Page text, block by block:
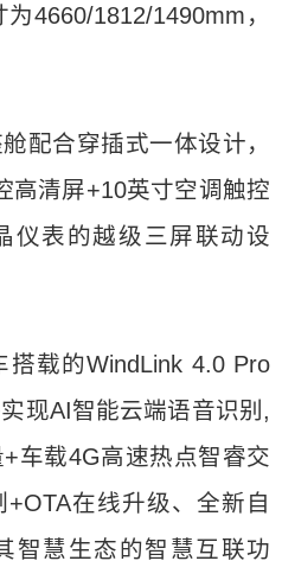
4660/1812/1490mm，
配合穿插式一体设计，
高清屏+10英寸空调触控
仪表的越级三屏联动设
载的WindLink 4.0 Pro
现AI智能云端语音识别,
车载4G高速热点智睿交
在线升级、全新自
智慧生态的智慧互联功